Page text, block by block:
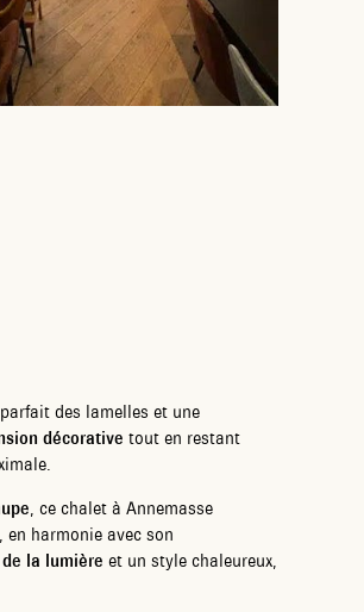
des lamelles et une
décorative tout en restant
, ce chalet à Annemasse
en harmonie avec son
la lumière et un style chaleureux,